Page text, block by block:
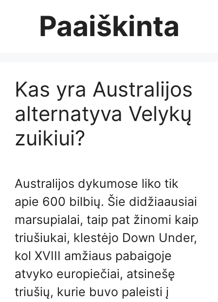
Paaiškinta
Kas yra Australijos
alternatyva Velykų
zuikiui?
Australijos dykumose liko tik
apie 600 bilbių. Šie didžiaausiai
marsupialai, taip pat žinomi kaip
triušiukai, klestėjo Down Under,
kol XVIII amžiaus pabaigoje
atvyko europiečiai, atsinešę
triušių, kurie buvo paleisti į